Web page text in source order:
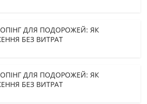
ДЛЯ ПОДОРОЖЕЙ: ЯК
БЕЗ ВИТРАТ
ДЛЯ ПОДОРОЖЕЙ: ЯК
БЕЗ ВИТРАТ